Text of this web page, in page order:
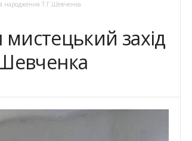
народження Т.Г.Шевченка
мистецький захід